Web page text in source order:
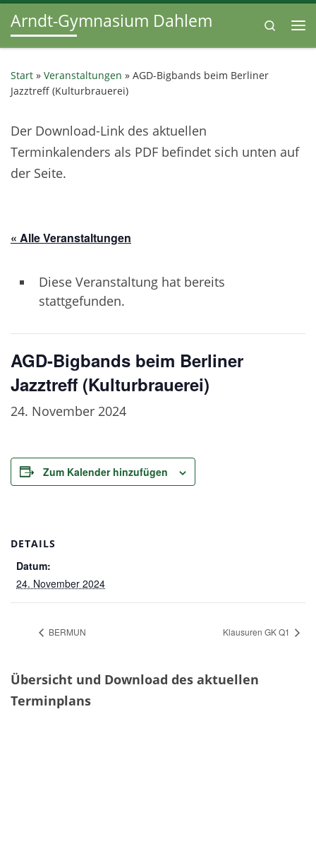
Zum Inhalt springen
Arndt-Gymnasium Dahlem
Search
Start » Veranstaltungen » AGD-Bigbands beim Berliner
Jazztreff (Kulturbrauerei)
Der Download-Link des aktuellen
Terminkalenders als PDF befindet sich unten auf
der Seite.
« Alle Veranstaltungen
Diese Veranstaltung hat bereits
stattgefunden.
AGD-Bigbands beim Berliner
Jazztreff (Kulturbrauerei)
24. November 2024
Zum Kalender hinzufügen
DETAILS
Datum:
24. November 2024
BERMUN Klausuren GK Q1
Übersicht und Download des aktuellen
Terminplans